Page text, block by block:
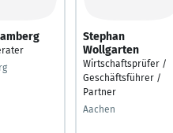
Stephan
Wollgarten
Wirtschaftsprüfer /
Geschäftsführer /
Partner
Aachen